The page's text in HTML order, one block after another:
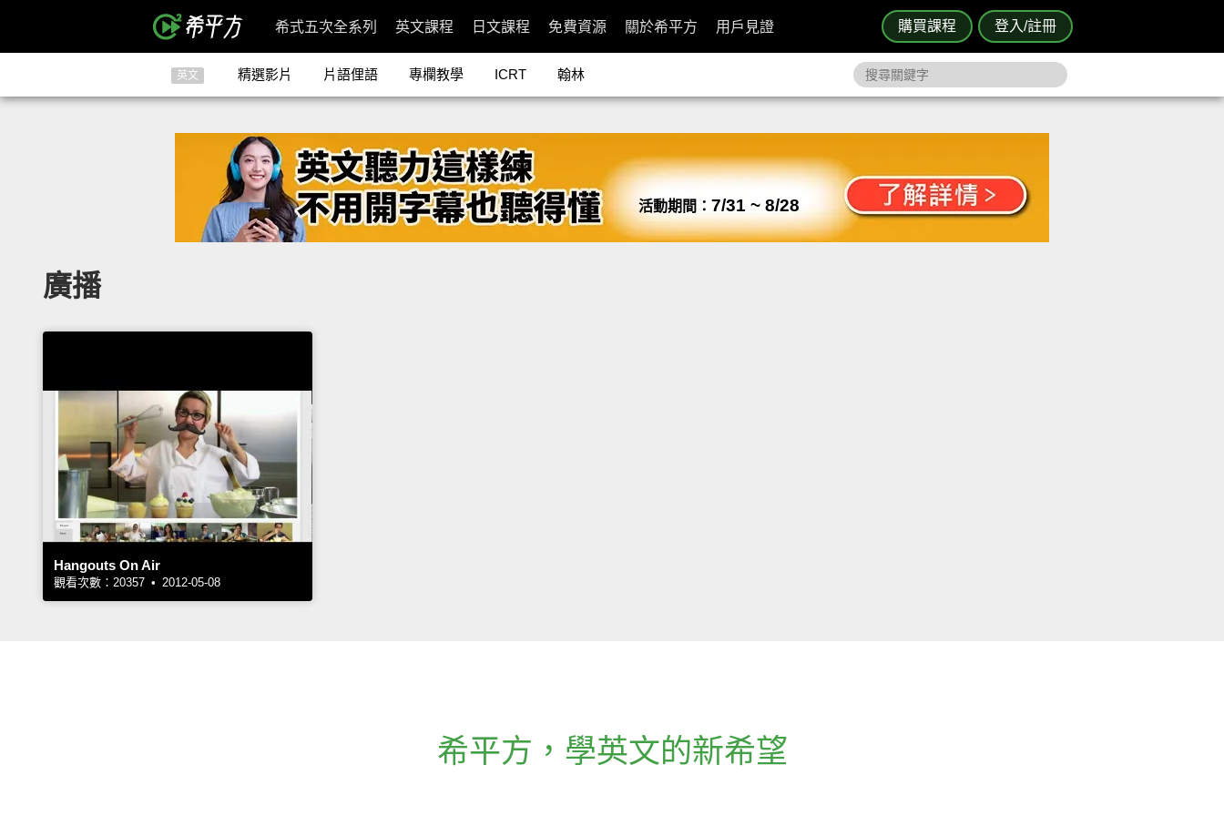
購買課程 登入/註冊
希式五次全系列 英文課程 日文課程 免費資源 關於希平方 用戶見證
英文 精選影片 片語俚語 專欄教學 ICRT 翰林
活動期間： 7/31 ~ 8/28
廣播
Hangouts On Air
觀看次數：20357 • 2012-05-08
希平方 ， 學英文的新希望